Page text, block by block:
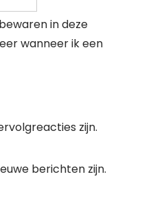
in deze
wanneer ik een
zijn.
berichten zijn.